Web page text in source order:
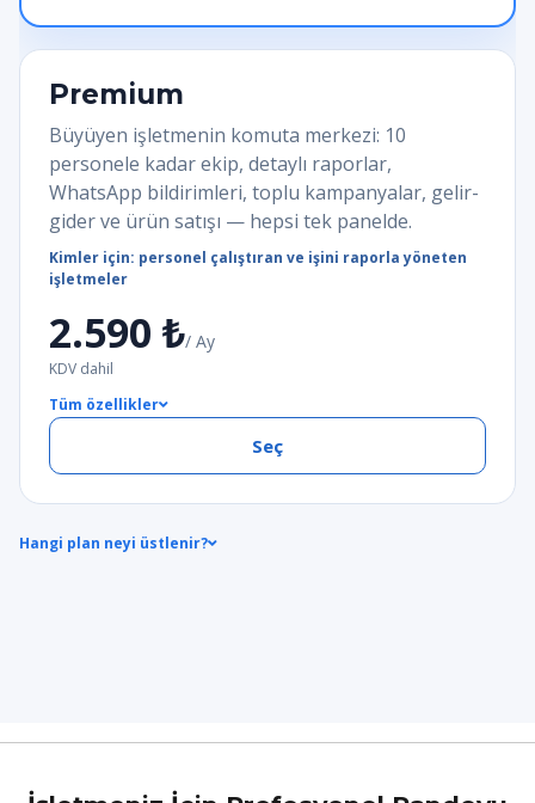
Premium
Büyüyen işletmenin komuta merkezi: 10
personele kadar ekip, detaylı raporlar,
WhatsApp bildirimleri, toplu kampanyalar, gelir-
gider ve ürün satışı — hepsi tek panelde.
Kimler için: personel çalıştıran ve işini raporla yöneten
işletmeler
2.590 ₺/ Ay
KDV dahil
Tüm özellikler
Seç
Hangi plan neyi üstlenir?